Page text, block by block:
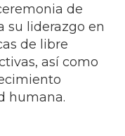
de
su liderazgo en
de libre
así como
humana.